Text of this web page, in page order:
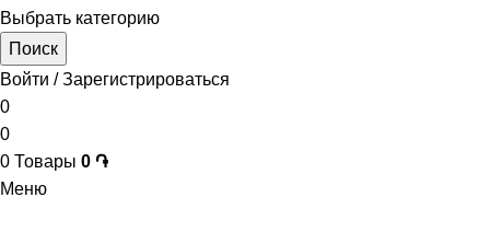
Выбрать категорию
Поиск
Войти / Зарегистрироваться
0
0
0 Товары 0 ֏
Меню